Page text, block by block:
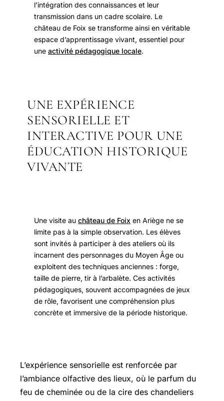
l’intégration des connaissances et leur
transmission dans un cadre scolaire. Le
château de Foix se transforme ainsi en véritable
espace d’apprentissage vivant, essentiel pour
une activité pédagogique locale.
UNE EXPÉRIENCE
SENSORIELLE ET
INTERACTIVE POUR UNE
ÉDUCATION HISTORIQUE
VIVANTE
Une visite au château de Foix en Ariège ne se
limite pas à la simple observation. Les élèves
sont invités à participer à des ateliers où ils
incarnent des personnages du Moyen Âge ou
exploitent des techniques anciennes : forge,
taille de pierre, tir à l’arbalète. Ces activités
pédagogiques, souvent accompagnées de jeux
de rôle, favorisent une compréhension plus
concrète et immersive de la période historique.
L’expérience sensorielle est renforcée par
l’ambiance olfactive des lieux, où le parfum du
feu de cheminée ou de la cire des chandeliers